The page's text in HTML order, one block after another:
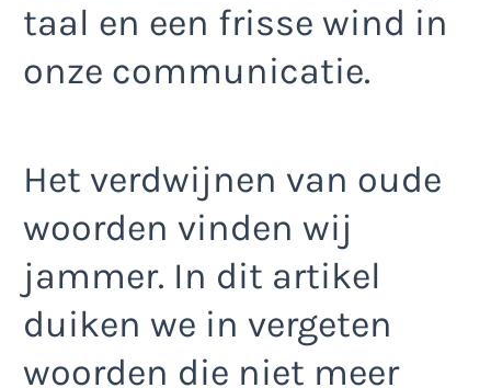
taal en een frisse wind in
onze communicatie.
Het verdwijnen van oude
woorden vinden wij
jammer. In dit artikel
duiken we in vergeten
woorden die niet meer